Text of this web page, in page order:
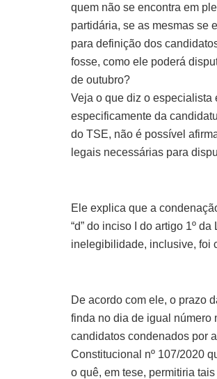
quem não se encontra em
partidária, se as mesmas se
para definição dos
fosse, como ele poderá
de outubro?
Veja o que diz o especialista
especificamente da
do TSE, não é possível
legais necessárias para
Ele explica que a
“d” do inciso I do artigo 1º
inelegibilidade, inclusive, foi
De acordo com ele, o prazo
finda no dia de igual número
candidatos condenados por
Constitucional nº 107/2020
o quê, em tese, permitiria tais